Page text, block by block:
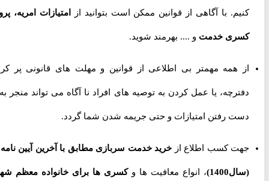
کنیم. با آگاهی از قوانین ممکن است بتوانید ازامتیازات امریه، پروژه
کسری خدمتو .... بهرمند شوید.
از همه مهمتر بی اطلاعی از قوانین و مهلت های قانونی پر کردن
دفترچه، یا عمل کردن به توصیه های افراد نا آگاه می تواند منجر به از
دست رفتن امتیازات و حتی جریمه شدن شما گردد.
جهت کسب اطلاع ازخرید خدمت سربازی مطابق با آخرین آیین نامه ها
(سال1400) ، انواع معافیت ها و کسری ها برای خانواده معظم شهدا،